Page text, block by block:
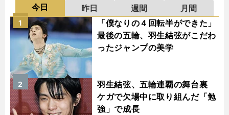
今日 昨日 週間
月間
「僕なりの４回転半ができた」
最後の五輪、羽生結弦がこだわ
ったジャンプの美学
1
羽生結弦、五輪連覇の舞台裏
ケガで欠場中に取り組んだ「勉
強」で成長
2